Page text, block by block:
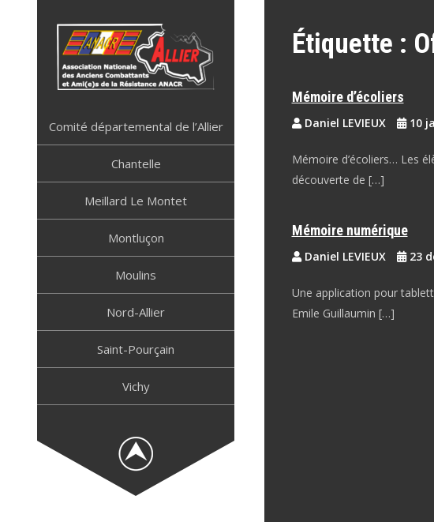
Comité départemental de l’Allier
Chantelle
Meillard Le Montet
Montluçon
Moulins
Nord-Allier
Saint-Pourçain
Vichy
Étiquette :
Mémoire d’écoliers
Daniel LEVIEUX 10
Mémoire d’écoliers… Les
découverte de […]
Mémoire numérique
Daniel LEVIEUX 23
Une application pour
Emile Guillaumin […]